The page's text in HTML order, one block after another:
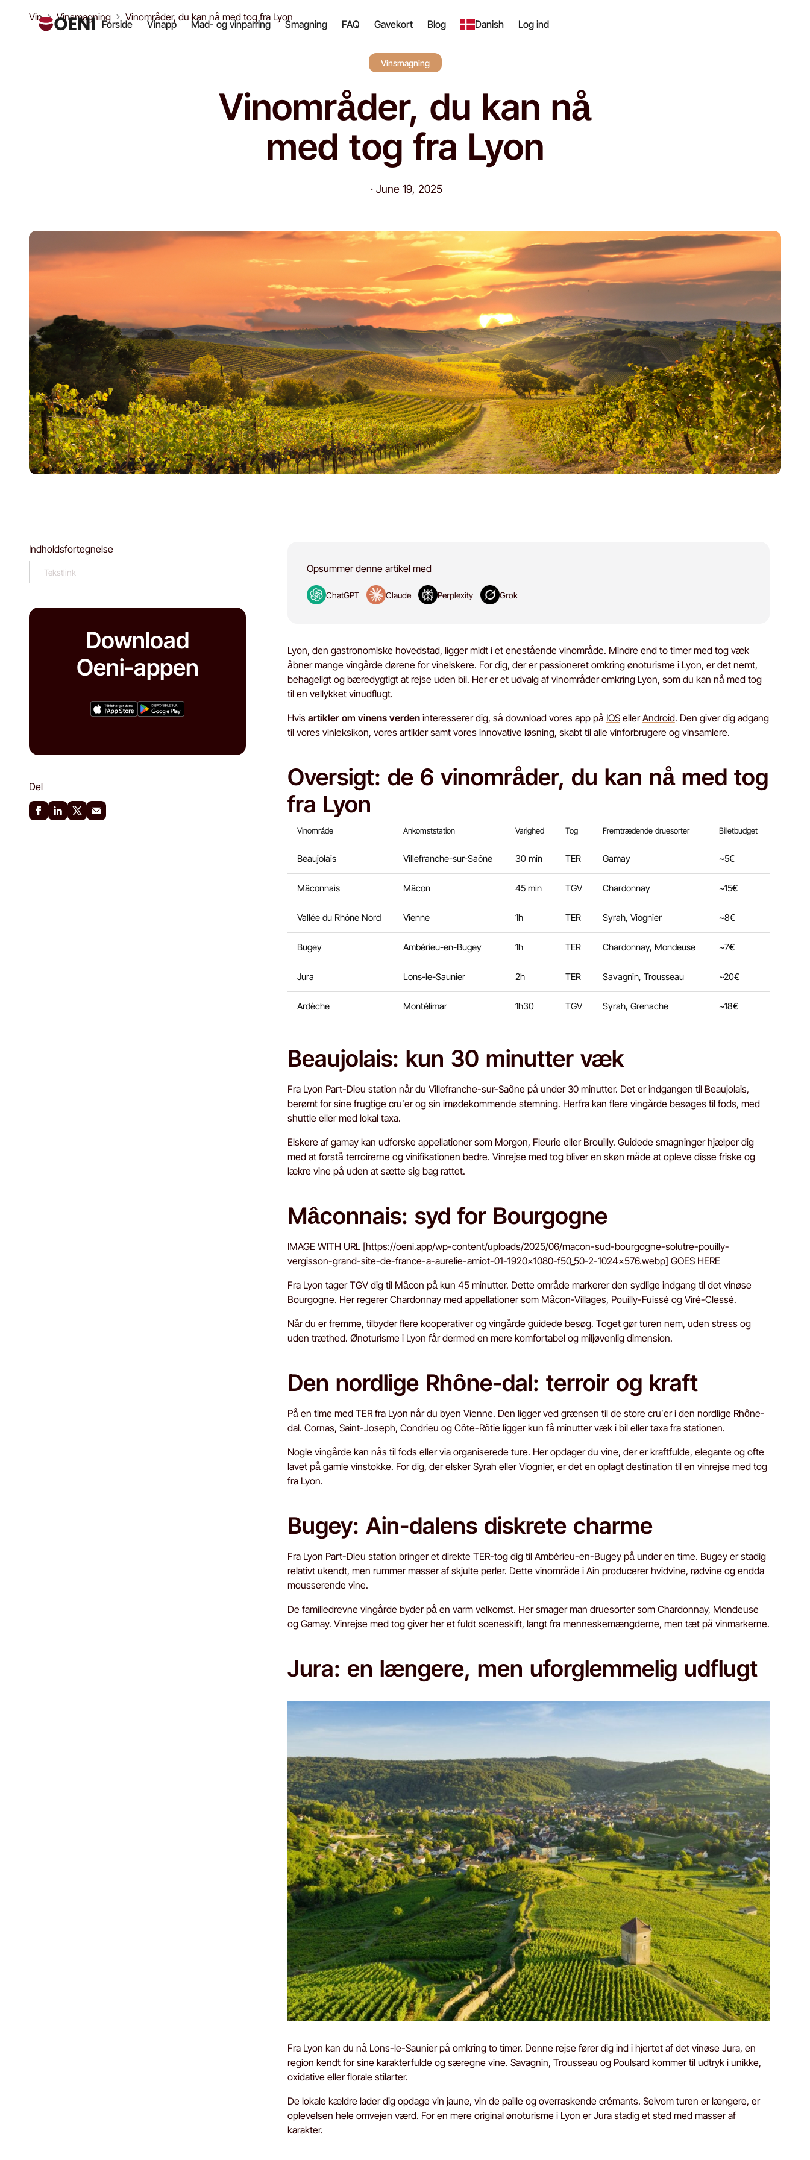
Forside Vinapp Mad- og vinparring Smagning FAQ Gavekort Blog Danish Log ind
Vin Vinsmagning Vinområder, du kan nå med tog fra Lyon
Vinsmagning
Vinområder, du kan nå
med tog fra Lyon
· June 19, 2025
Indholdsfortegnelse
Tekstlink
Download
Oeni-appen
Del
Opsummer denne artikel med
ChatGPT Claude Perplexity Grok
Lyon, den gastronomiske hovedstad, ligger midt i et enestående vinområde. Mindre end to timer med tog væk
åbner mange vingårde dørene for vinelskere. For dig, der er passioneret omkring ønoturisme i Lyon, er det nemt,
behageligt og bæredygtigt at rejse uden bil. Her er et udvalg af vinområder omkring Lyon, som du kan nå med tog
til en vellykket vinudflugt.
Hvis artikler om vinens verdeninteresserer dig, så download vores app på IOSellerAndroid. Den giver dig adgang
til vores vinleksikon, vores artikler samt vores innovative løsning, skabt til alle vinforbrugere og vinsamlere.
Oversigt: de 6 vinområder, du kan nå med tog
fra Lyon
Vinområde Ankomststation Varighed Tog Fremtrædende druesorter Billetbudget
Beaujolais Villefranche-sur-Saône 30 min TER Gamay ~5€
Mâconnais Mâcon 45 min TGV Chardonnay ~15€
Vallée du Rhône Nord Vienne 1h TER Syrah, Viognier ~8€
Bugey Ambérieu-en-Bugey 1h TER Chardonnay, Mondeuse ~7€
Jura Lons-le-Saunier 2h TER Savagnin, Trousseau ~20€
Ardèche Montélimar 1h30 TGV Syrah, Grenache ~18€
Beaujolais: kun 30 minutter væk
Fra Lyon Part-Dieu station når du Villefranche-sur-Saône på under 30 minutter. Det er indgangen til Beaujolais,
berømt for sine frugtige cru’er og sin imødekommende stemning. Herfra kan flere vingårde besøges til fods, med
shuttle eller med lokal taxa.
Elskere af gamay kan udforske appellationer som Morgon, Fleurie eller Brouilly. Guidede smagninger hjælper dig
med at forstå terroirerne og vinifikationen bedre. Vinrejse med tog bliver en skøn måde at opleve disse friske og
lækre vine på uden at sætte sig bag rattet.
Mâconnais: syd for Bourgogne
IMAGE WITH URL [https://oeni.app/wp-content/uploads/2025/06/macon-sud-bourgogne-solutre-pouilly-
vergisson-grand-site-de-france-a-aurelie-amiot-01-1920x1080-f50_50-2-1024x576.webp] GOES HERE
Fra Lyon tager TGV dig til Mâcon på kun 45 minutter. Dette område markerer den sydlige indgang til det vinøse
Bourgogne. Her regerer Chardonnay med appellationer som Mâcon-Villages, Pouilly-Fuissé og Viré-Clessé.
Når du er fremme, tilbyder flere kooperativer og vingårde guidede besøg. Toget gør turen nem, uden stress og
uden træthed. Ønoturisme i Lyon får dermed en mere komfortabel og miljøvenlig dimension.
Den nordlige Rhône-dal: terroir og kraft
På en time med TER fra Lyon når du byen Vienne. Den ligger ved grænsen til de store cru’er i den nordlige Rhône-
dal. Cornas, Saint-Joseph, Condrieu og Côte-Rôtie ligger kun få minutter væk i bil eller taxa fra stationen.
Nogle vingårde kan nås til fods eller via organiserede ture. Her opdager du vine, der er kraftfulde, elegante og ofte
lavet på gamle vinstokke. For dig, der elsker Syrah eller Viognier, er det en oplagt destination til en vinrejse med tog
fra Lyon.
Bugey: Ain-dalens diskrete charme
Fra Lyon Part-Dieu station bringer et direkte TER-tog dig til Ambérieu-en-Bugey på under en time. Bugey er stadig
relativt ukendt, men rummer masser af skjulte perler. Dette vinområde i Ain producerer hvidvine, rødvine og endda
mousserende vine.
De familiedrevne vingårde byder på en varm velkomst. Her smager man druesorter som Chardonnay, Mondeuse
og Gamay. Vinrejse med tog giver her et fuldt sceneskift, langt fra menneskemængderne, men tæt på vinmarkerne.
Jura: en længere, men uforglemmelig udflugt
Fra Lyon kan du nå Lons-le-Saunier på omkring to timer. Denne rejse fører dig ind i hjertet af det vinøse Jura, en
region kendt for sine karakterfulde og særegne vine. Savagnin, Trousseau og Poulsard kommer til udtryk i unikke,
oxidative eller florale stilarter.
De lokale kældre lader dig opdage vin jaune, vin de paille og overraskende crémants. Selvom turen er længere, er
oplevelsen hele omvejen værd. For en mere original ønoturisme i Lyon er Jura stadig et sted med masser af
karakter.